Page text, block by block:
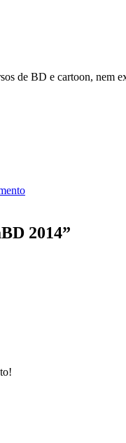
de BD e cartoon, nem
2014”